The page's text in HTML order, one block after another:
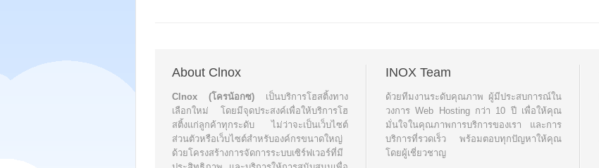
About Clnox
Clnox (โครน้อกซ) เป็นบริการโฮสติ้งทาง
เลือกใหม่ โดยมีจุดประสงค์เพื่อให้บริการโฮ
สติ้งแก่ลูกค้าทุกระดับ ไม่ว่าจะเป็นเว็บไซต์
ส่วนตัวหรือเว็บไซต์สำหรับองค์กรขนาดใหญ่
ด้วยโครงสร้างการจัดการระบบเซิร์ฟเวอร์ที่มี
INOX Team
ด้วยทีมงานระดับคุณภาพ ผู้มีประสบการณ์ใน
วงการ Web Hosting กว่า 10 ปี เพื่อให้คุณ
มั่นใจในคุณภาพการบริการของเรา และการ
บริการที่รวดเร็ว พร้อมตอบทุกปัญหาให้คุณ
โดยผู้เชี่ยวชาญ